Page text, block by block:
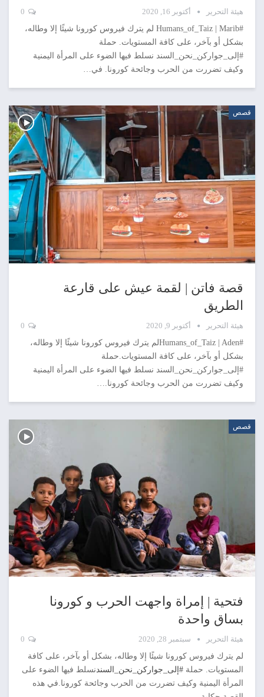
هيئة التحرير أكتوبر 16, 2020
#Humans_of_Taiz | Marib لم يترك فيروس كورونا شيئًا إلا وطاله،
بشكل أو بآخر، على كافة المستويات. حملة
#إلى_جواركن_نحن_السند نسلط فيها الضوء على المرأة اليمنية
وكيف تضررت من الحرب وجائحة كورونا. في…
قصص
قصة فاتن | لقمة عيش على قارعة
الطريق
هيئة التحرير أكتوبر 9, 2020
#Humans_of_Taiz | Adenلم يترك فيروس كورونا شيئًا إلا وطاله،
بشكل أو بآخر، على كافة المستويات.حملة
#إلى_جواركن_نحن_السند نسلط فيها الضوء على المرأة اليمنية
وكيف تضررت من الحرب وجائحة كورونا.…
قصص
فتحية | إمراة واجهت الحرب و كورونا
بساق واحدة
هيئة التحرير سبتمبر 28, 2020
لم يترك فيروس كورونا شيئًا إلا وطاله، بشكل أو بآخر، على كافة
المستويات. حملة #إلى_جواركن_نحن_السندنسلط فيها الضوء على
المرأة اليمنية وكيف تضررت من الحرب وجائحة كورونا.في هذه